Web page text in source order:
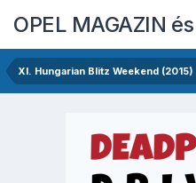
OPEL MAGAZIN
XI. Hungarian Blitz Weekend (2015)